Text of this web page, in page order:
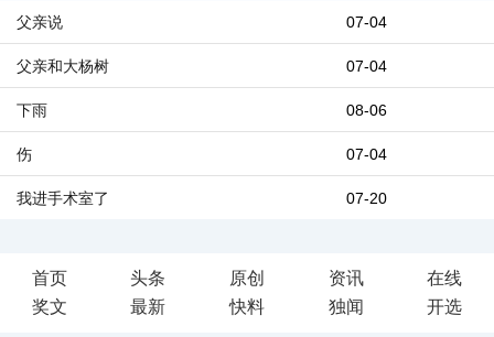
07-04
父亲说
07-04
父亲和大杨树
08-06
下雨
07-04
伤
07-20
我进手术室了
首页 头条 原创 资讯
在线
奖文
最新 快料 独闻 开选